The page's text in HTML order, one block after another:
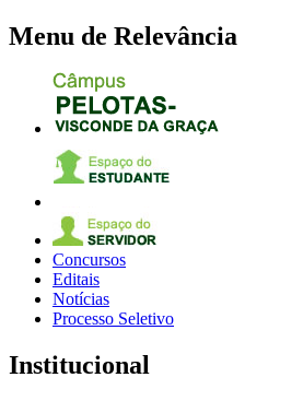
Menu de Relevância
Concursos
Editais
Notícias
Processo Seletivo
Institucional